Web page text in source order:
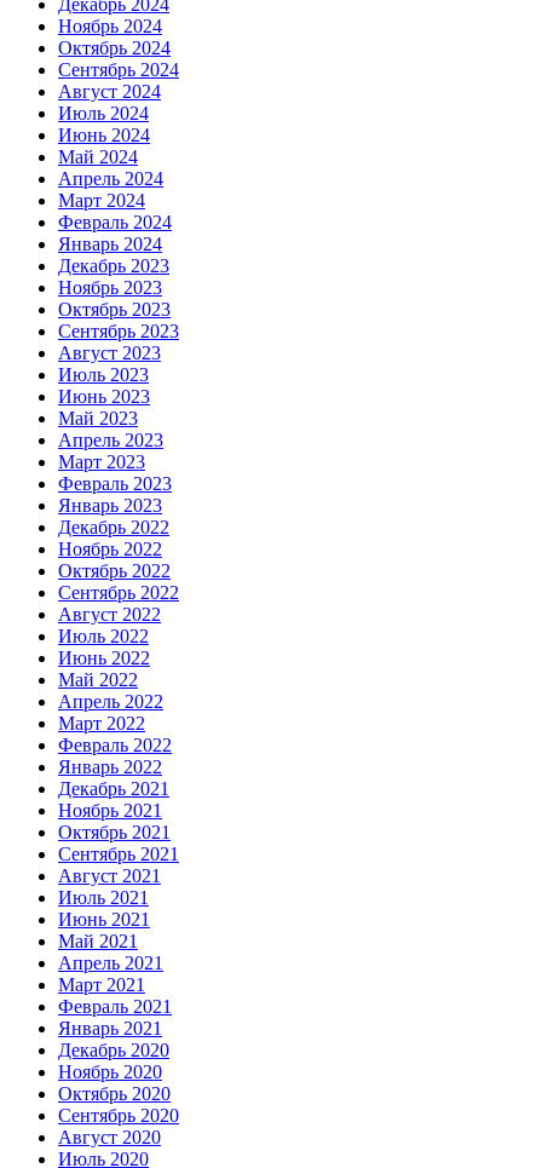
Декабрь 2024
Ноябрь 2024
Октябрь 2024
Сентябрь 2024
Август 2024
Июль 2024
Июнь 2024
Май 2024
Апрель 2024
Март 2024
Февраль 2024
Январь 2024
Декабрь 2023
Ноябрь 2023
Октябрь 2023
Сентябрь 2023
Август 2023
Июль 2023
Июнь 2023
Май 2023
Апрель 2023
Март 2023
Февраль 2023
Январь 2023
Декабрь 2022
Ноябрь 2022
Октябрь 2022
Сентябрь 2022
Август 2022
Июль 2022
Июнь 2022
Май 2022
Апрель 2022
Март 2022
Февраль 2022
Январь 2022
Декабрь 2021
Ноябрь 2021
Октябрь 2021
Сентябрь 2021
Август 2021
Июль 2021
Июнь 2021
Май 2021
Апрель 2021
Март 2021
Февраль 2021
Январь 2021
Декабрь 2020
Ноябрь 2020
Октябрь 2020
Сентябрь 2020
Август 2020
Июль 2020